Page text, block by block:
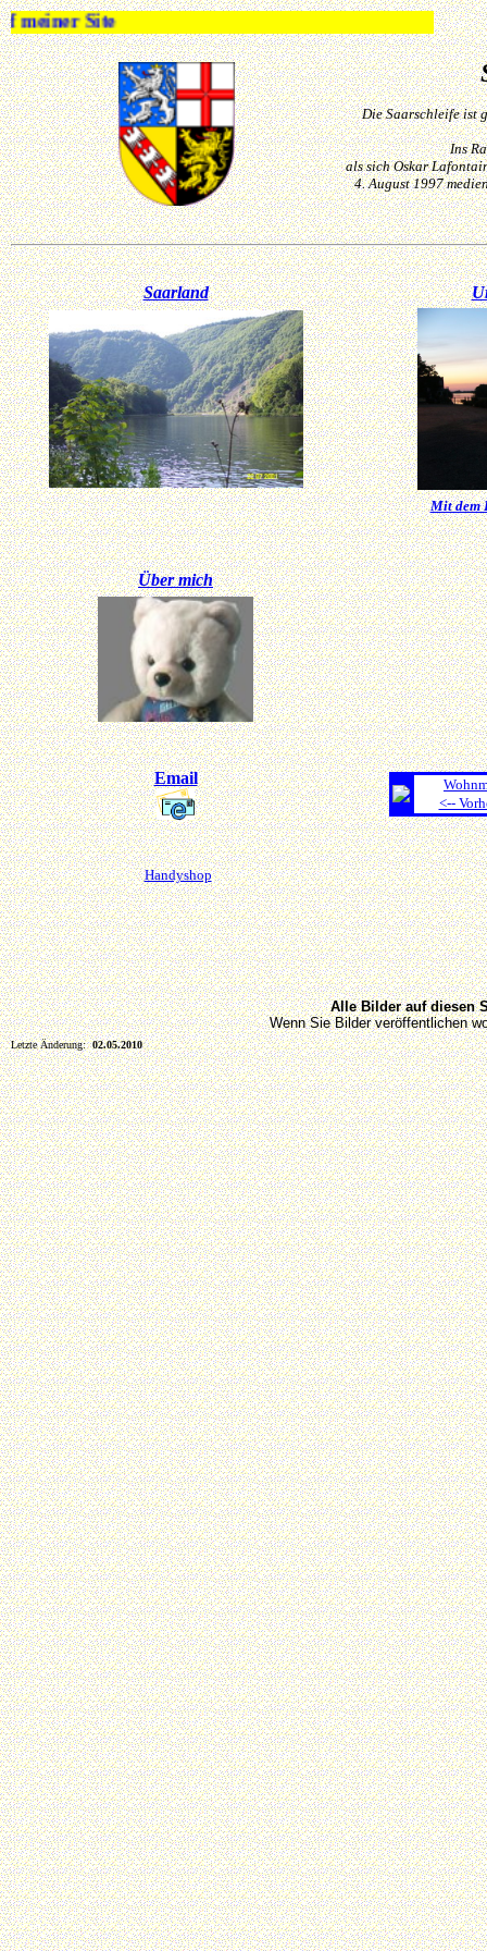
Site
Die Saarschleife ist
Ins
als sich Oskar
4. August 1997
Saarland
Mit dem
Über mich
Email
<--
Handyshop
Alle Bilder auf diesen
Wenn Sie Bilder veröffentlichen
Letzte Änderung:02.05.2010